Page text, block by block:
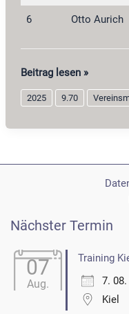
6 Otto Aurich
Perkussionsgewehr-
Auflage
2025
Beitrag lesen »
2025 9.70
Nächster Termin
07
Aug.
Training
7.
Kiel